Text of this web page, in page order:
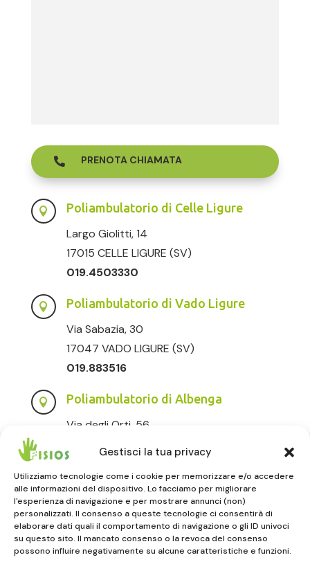
Gestisci la tua privacy
Utilizziamo tecnologie come i cookie per memorizzare e/o accedere
alle informazioni del dispositivo. Lo facciamo per migliorare
l'esperienza di navigazione e per mostrare annunci (non)
personalizzati. Il consenso a queste tecnologie ci consentirà di
elaborare dati quali il comportamento di navigazione o gli ID univoci
su questo sito. Il mancato consenso o la revoca del consenso
possono influire negativamente su alcune caratteristiche e funzioni.
 PRENOTA CHIAMATA
 Poliambulatorio di Celle Ligure
Largo Giolitti, 14
17015 CELLE LIGURE (SV)
019.4503330
 Poliambulatorio di Vado Ligure
Via Sabazia, 30
17047 VADO LIGURE (SV)
019.883516
 Poliambulatorio di Albenga
Via degli Orti, 56
0182.232020